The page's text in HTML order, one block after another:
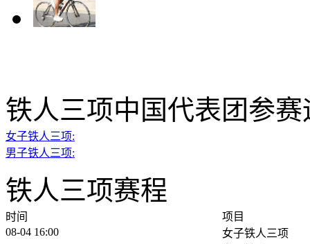
铁人三项中国代表团参赛
女子铁人三项:
男子铁人三项:
铁人三项赛程
时间
项目
08-04 16:00
女子铁人三项